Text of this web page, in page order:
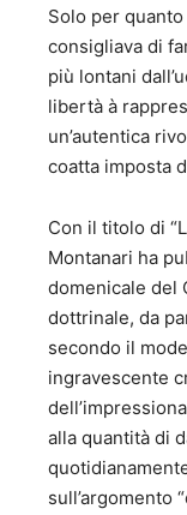
Solo per
consigliava di
più lontani
libertà à
un’autentica
coatta imposta
Con il titolo di
Montanari ha
domenicale del
dottrinale, da
secondo il
ingravescente
alla quantità di
sull’argomento